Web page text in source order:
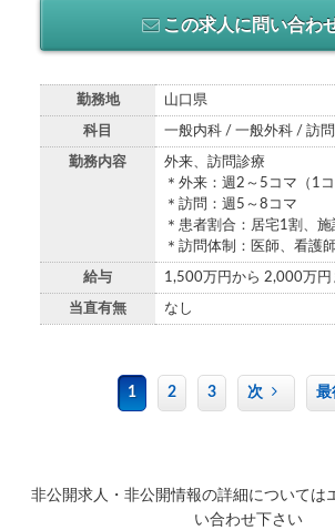
この求人に問い合わ
勤務地 山口県
科目 一般内科 / 一般外科 / 訪
勤務内容
外来、訪問診療
＊外来：週2～5コマ（1
＊訪問：週5～8コマ
＊患者割合：居宅1割、施
＊訪問体制：医師、看護師
給与 1,500万円から 2,000万円
当直有無 なし
1 2 3 次 最
非公開求人・非公開情報の詳細については
い合わせ下さい